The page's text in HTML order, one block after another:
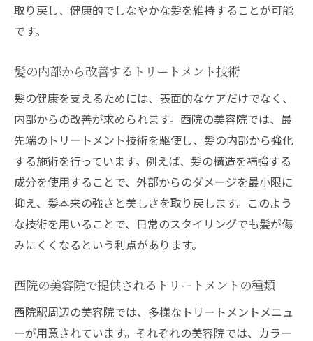
取り戻し、健康的でしなやかな髪を維持することが可能
です。
髪の内部から改善するトリートメント技術
髪の健康を支えるためには、表面的なケアだけでなく、
内部からの改善が求められます。西院の美容院では、最
先端のトリートメント技術を駆使し、髪の内部から強化
する施術を行っています。例えば、髪の構造を補強する
成分を使用することで、外部からのダメージを最小限に
抑え、髪本来の強さと美しさを取り戻します。このよう
な技術を用いることで、日常のスタイリングでも髪が傷
みにくくなるという利点があります。
西院の美容院で提供されるトリートメントの種類
西院駅周辺の美容院では、多様なトリートメントメニュ
ーが用意されています。それぞれの美容院では、カラー